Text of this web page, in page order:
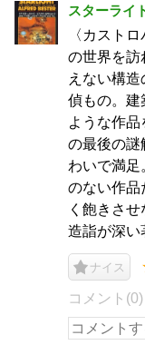
スターライ
〈カスト
の世界を訪
えない構
偵もの。建
ような作
の最後の謎
わいで満
のない作品
く飽きさ
造詣が深い
ナイス
コメント(0)